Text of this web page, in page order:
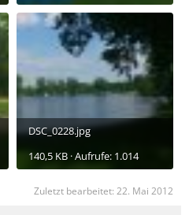
DSC_0228.jpg
140,5 KB · Aufrufe: 1.014
Zuletzt bearbeitet: 22. Mai 2012